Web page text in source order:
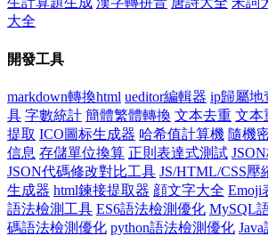
大全
開發工具
markdown轉換html ueditor編輯器 ip歸屬地
具 字數統計 簡體繁體轉換 文本去重 文本
提取 ICO圖标生成器 哈希值計算機 隨機
信息 存儲單位換算 正則表達式測試
JSON代碼修改對比工具 JS/HTML/CSS壓
生成器 html鍊接提取器 顔文字大全 Emoji
語法檢測工具 ES6語法檢測優化 MySQL
碼語法檢測優化 python語法檢測優化